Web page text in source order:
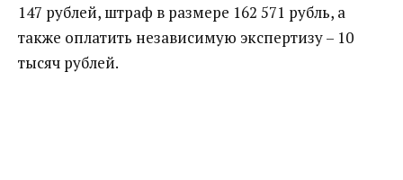
147 рублей, штраф в размере 162 571 рубль, а
также оплатить независимую экспертизу – 10
тысяч рублей.